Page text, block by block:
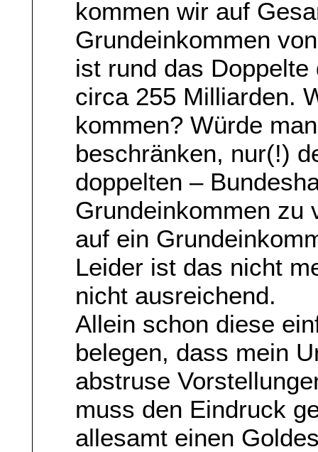
kommen wir auf
Grundeinkommen
ist rund das
circa 255 Milliarden.
kommen? Würde
beschränken, nur(!)
doppelten –
Grundeinkommen zu
auf ein
Leider ist das nicht
nicht ausreichend.
Allein schon diese
belegen, dass mein
abstruse
muss den Eindruck
allesamt einen